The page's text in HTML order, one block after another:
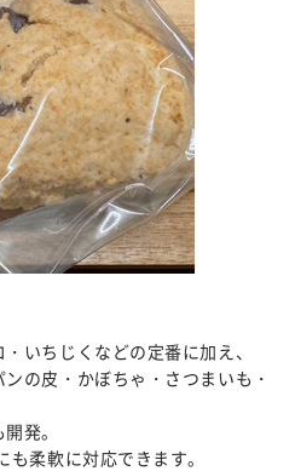
いちじくなどの定番に加え、
の皮・かぼちゃ・さつまいも・
発。
柔軟に対応できます。